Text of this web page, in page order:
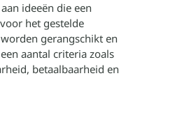
ideeën die een
het gestelde
gerangschikt en
aantal criteria zoals
betaalbaarheid en